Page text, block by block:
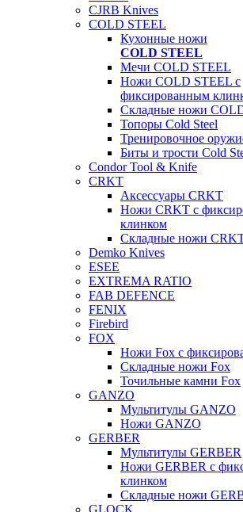
CJRB Knives
COLD STEEL
Кухонные ножи
COLD STEEL
Мечи COLD STEEL
Ножи COLD STEEL с
фиксированным
Складные ножи
Топоры Cold Steel
Тренировочное
Биты и трости Cold
Condor Tool & Knife
CRKT
Аксессуары CRKT
Ножи CRKT с
клинком
Складные ножи
Demko Knives
ESEE
EXTREMA RATIO
FAB DEFENCE
FENIX
Firebird
FOX
Ножи Fox с
Складные ножи Fox
Точильные камни Fox
GANZO
Мультитулы GANZO
Ножи GANZO
GERBER
Мультитулы GERBER
Ножи GERBER с
клинком
Складные ножи
GLOCK